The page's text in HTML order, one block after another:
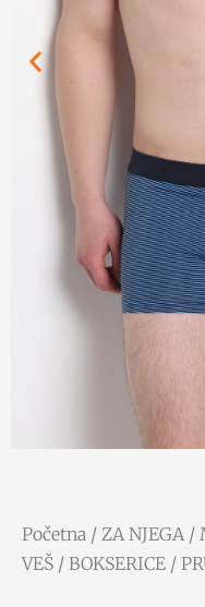
Početna / ZA NJEGA/
VEŠ / BOKSERICE /